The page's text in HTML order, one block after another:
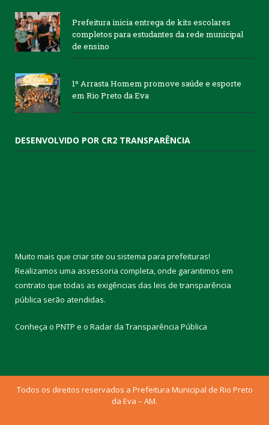
Prefeitura inicia entrega de kits escolares
completos para estudantes da rede municipal
de ensino
1º Arrasta Homem promove saúde e esporte
em Rio Preto da Eva
DESENVOLVIDO POR CR2 TRANSPARÊNCIA
Muito mais que criar site ou sistema para prefeituras!
Realizamos uma assessoria completa, onde garantimos em
contrato que todas as exigências das leis de transparência
pública serão atendidas.
Conheça o PNTP e o Radar da Transparência Pública
Todos os direitos reservados a Prefeitura Municipal de Rio Preto
da Eva – AM.